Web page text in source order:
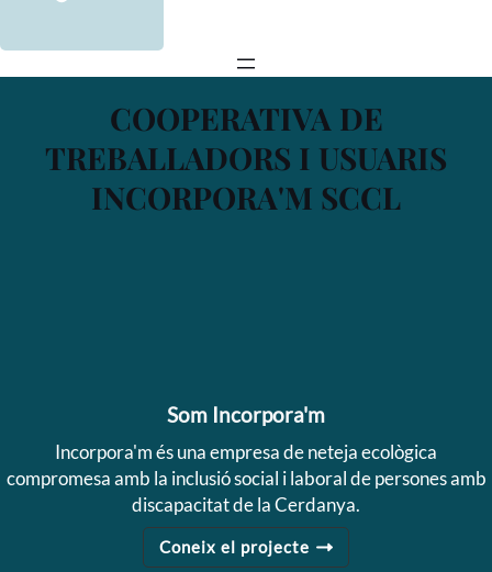
COOPERATIVA DE
TREBALLADORS I USUARIS
INCORPORA'M SCCL
Som Incorpora'm
Incorpora'm és una empresa de neteja ecològica
compromesa amb la inclusió social i laboral de persones amb
discapacitat de la Cerdanya.
Coneix el projecte